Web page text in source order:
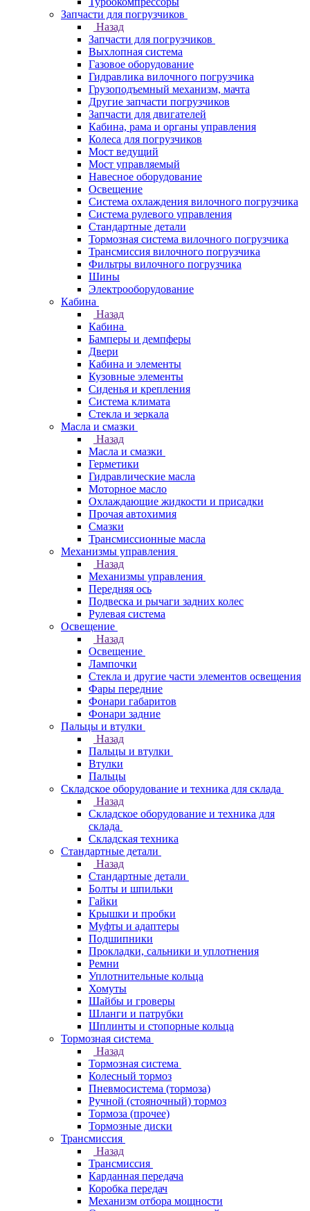
Запчасти для погрузчиков
Назад
Запчасти для погрузчиков
Выхлопная система
Газовое оборудование
Гидравлика вилочного погрузчика
Грузоподъемный механизм, мачта
Другие запчасти погрузчиков
Запчасти для двигателей
Кабина, рама и органы управления
Колеса для погрузчиков
Мост ведущий
Мост управляемый
Навесное оборудование
Освещение
Система охлаждения вилочного погрузчика
Система рулевого управления
Стандартные детали
Тормозная система вилочного погрузчика
Трансмиссия вилочного погрузчика
Фильтры вилочного погрузчика
Шины
Электрооборудование
Кабина
Назад
Кабина
Бамперы и демпферы
Двери
Кабина и элементы
Кузовные элементы
Сиденья и крепления
Система климата
Стекла и зеркала
Масла и смазки
Назад
Масла и смазки
Герметики
Гидравлические масла
Моторное масло
Охлаждающие жидкости и присадки
Прочая автохимия
Смазки
Трансмиссионные масла
Механизмы управления
Назад
Механизмы управления
Передняя ось
Подвеска и рычаги задних колес
Рулевая система
Освещение
Назад
Освещение
Лампочки
Стекла и другие части элементов освещения
Фары передние
Фонари габаритов
Фонари задние
Пальцы и втулки
Назад
Пальцы и втулки
Втулки
Пальцы
Складское оборудование и техника для склада
Назад
Складское оборудование и техника для
склада
Складская техника
Стандартные детали
Назад
Стандартные детали
Болты и шпильки
Гайки
Крышки и пробки
Муфты и адаптеры
Подшипники
Прокладки, сальники и уплотнения
Ремни
Уплотнительные кольца
Хомуты
Шайбы и гроверы
Шланги и патрубки
Шплинты и стопорные кольца
Тормозная система
Назад
Тормозная система
Колесный тормоз
Пневмосиcтема (тормоза)
Ручной (стояночный) тормоз
Тормоза (прочее)
Тормозные диски
Трансмиссия
Назад
Трансмиссия
Карданная передача
Коробка передач
Механизм отбора мощности